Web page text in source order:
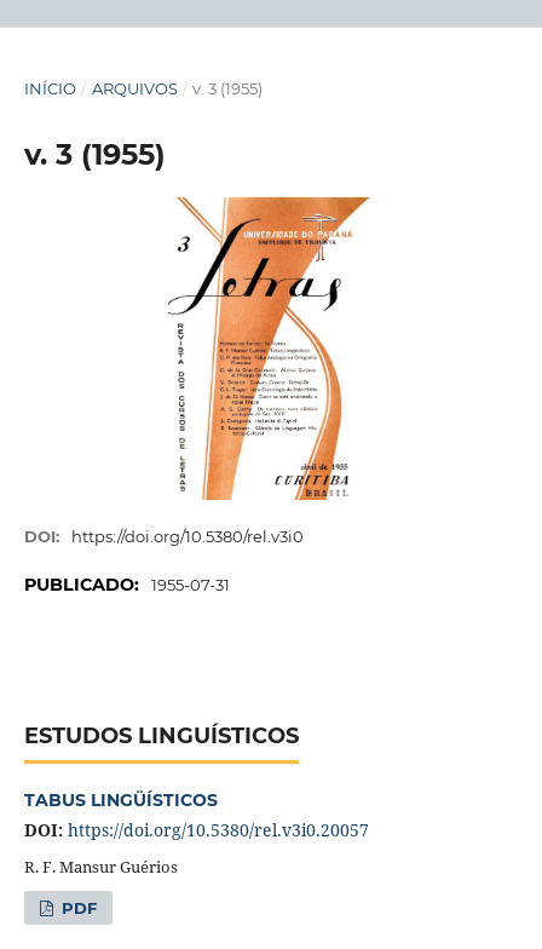
INÍCIO / ARQUIVOS / v. 3 (1955)
v. 3 (1955)
DOI: https://doi.org/10.5380/rel.v3i0
PUBLICADO: 1955-07-31
ESTUDOS LINGUÍSTICOS
TABUS LINGÜÍSTICOS
DOI: https://doi.org/10.5380/rel.v3i0.20057
R. F. Mansur Guérios
PDF